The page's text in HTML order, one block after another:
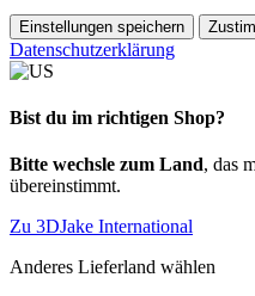
Einstellungen speichern
Datenschutzerklärung
Bist du im richtigen Shop?
Bitte wechsle zum Land, das
übereinstimmt.
Zu 3DJake International
Anderes Lieferland wählen